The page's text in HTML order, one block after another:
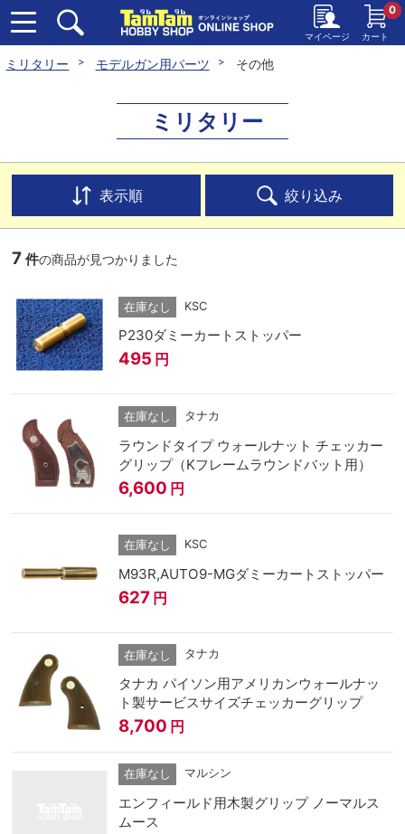
マイページ カート
0
ミリタリー モデルガン用パーツ その他
ミリタリー
表示順 絞り込み
7 件の商品が見つかりました
在庫なし KSC
P230ダミーカートストッパー
495 円
在庫なし タナカ
ラウンドタイプ ウォールナット チェッカー
グリップ（Kフレームラウンドバット用）
6,600 円
在庫なし KSC
M93R,AUTO9-MGダミーカートストッパー
627 円
在庫なし タナカ
タナカ パイソン用アメリカンウォールナッ
ト製サービスサイズチェッカーグリップ
8,700 円
在庫なし マルシン
エンフィールド用木製グリップ ノーマルス
ムース